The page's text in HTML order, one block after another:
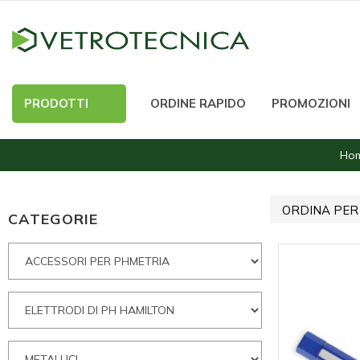
PRODOTTI ORDINE RAPIDO PROMOZIONI
CATEGORIE ORDINA PER